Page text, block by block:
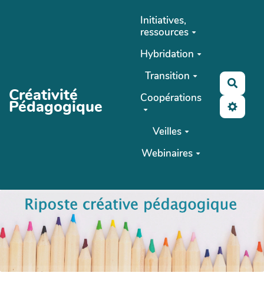
Créativité
Pédagogique
Initiatives,
ressources
Hybridation
Transition
Coopérations
Veilles
Webinaires